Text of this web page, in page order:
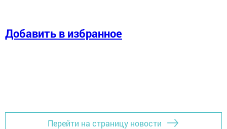
Добавить в избранное
Перейти на страницу новости